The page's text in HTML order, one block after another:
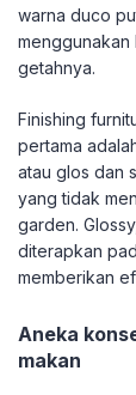
warna duco
menggunakan
getahnya.
Finishing
pertama
atau glos dan
yang tidak
garden.
diterapkan
memberikan
Aneka
makan